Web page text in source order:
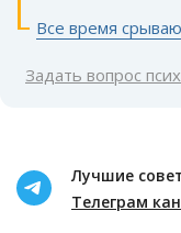
Все время
Задать вопрос
Лучшие
Телеграм